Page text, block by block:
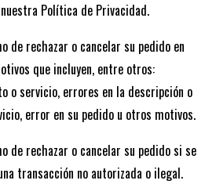
Política de Privacidad.
de rechazar o cancelar su pedido en
que incluyen, entre otros:
o servicio, errores en la descripción o
error en su pedido u otros motivos.
de rechazar o cancelar su pedido si se
transacción no autorizada o ilegal.